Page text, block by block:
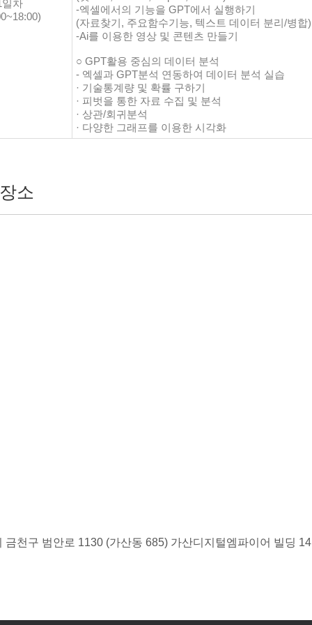
일차
-엑셀에서의 기능을 GPT에서 실행하기
(자료찾기, 주요함수기능, 텍스트 데이터 분리/병합)
-Ai를 이용한 영상 및 콘텐츠 만들기
○ GPT활용 중심의 데이터 분석
- 엑셀과 GPT분석 연동하여 데이터 분석 실습
· 기술통계량 및 확률 구하기
· 피벗을 통한 자료 수집 및 분석
· 상관/회귀분석
· 다양한 그래프를 이용한 시각화
소
금천구 범안로 1130 (가산동 685) 가산디지털엠파이어 빌딩